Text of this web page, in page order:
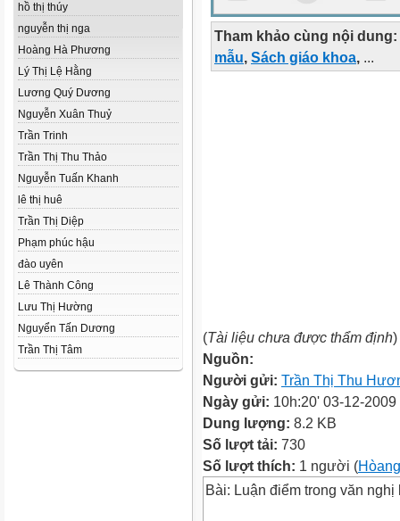
hồ thị thúy
nguyễn thị nga
Hoàng Hà Phương
Lý Thị Lệ Hằng
Lương Quý Dương
Nguyễn Xuân Thuỷ
Trần Trinh
Trần Thị Thu Thảo
Nguyễn Tuấn Khanh
lê thị huê
Trần Thị Diệp
Phạm phúc hậu
đào uyên
Lê Thành Công
Lưu Thị Hường
Nguyển Tấn Dương
Trần Thị Tâm
Tham khảo cùng nội dung:
mẫu, Sách giáo khoa, ...
(Tài liệu chưa được thẩm định)
Nguồn:
Người gửi: Trần Thị Thu
Ngày gửi: 10h:20' 03-12-2009
Dung lượng: 8.2 KB
Số lượt tải: 730
Số lượt thích: 1 người (
Bài: Luận điểm trong văn nghị